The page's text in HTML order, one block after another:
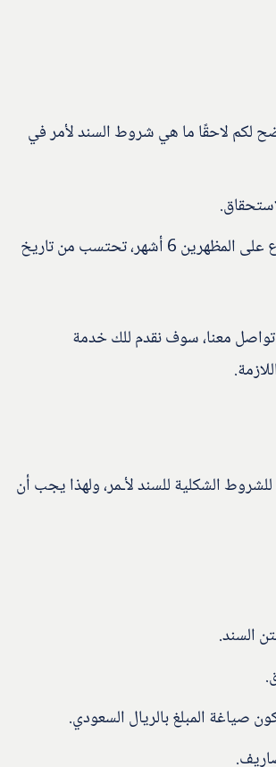
لكم لاحقًا ما هي شروط السند لأمر في
في حال وجود شرط الرجوع دون احتجاج في السند، تكون مدة الرجوع على المظهرين 6 أشهر، تحتسب من تاريخ
تواصل معنا، سوف نقدم للك خدمة
الشكلية للسند لأـمر، ولهذا يجب أن
السند.
صياغة المبلغ بالريال السعودي.